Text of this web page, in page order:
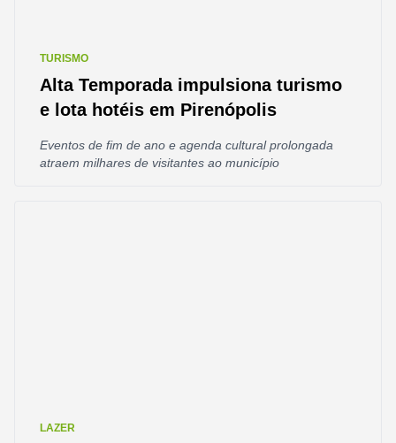
TURISMO
Alta Temporada impulsiona turismo
e lota hotéis em Pirenópolis
Eventos de fim de ano e agenda cultural prolongada
atraem milhares de visitantes ao município
LAZER